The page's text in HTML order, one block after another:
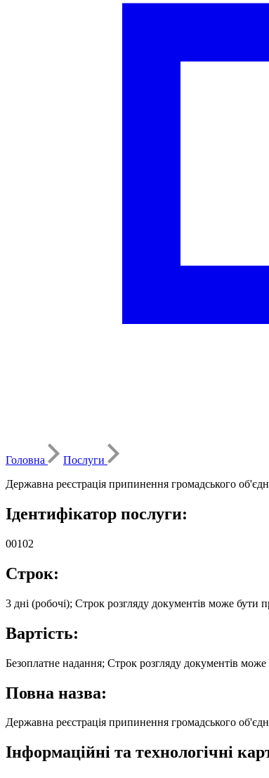
Головна
Послуги
Державна реєстрація припинення громадського
Ідентифікатор послуги:
00102
Строк:
3 дні (робочі); Строк розгляду документів може бути
Вартість:
Безоплатне надання; Строк розгляду документів
Повна назва:
Державна реєстрація припинення громадського
Інформаційні та технологічні